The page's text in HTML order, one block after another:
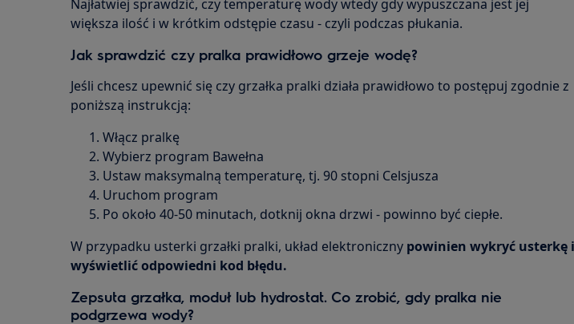
Najłatwiej sprawdzić, czy temperaturę wody wtedy gdy wypuszczana jest jej
większa ilość i w krótkim odstępie czasu - czyli podczas płukania.
Jak sprawdzić czy pralka prawidłowo grzeje wodę?
Jeśli chcesz upewnić się czy grzałka pralki działa prawidłowo to postępuj zgodnie z
poniższą instrukcją:
Włącz pralkę
Wybierz program Bawełna
Ustaw maksymalną temperaturę, tj. 90 stopni Celsjusza
Uruchom program
Po około 40-50 minutach, dotknij okna drzwi - powinno być ciepłe.
W przypadku usterki grzałki pralki, układ elektroniczny powinien wykryć usterkę i
wyświetlić odpowiedni kod błędu.
Zepsuta grzałka, moduł lub hydrostat. Co zrobić, gdy pralka nie
podgrzewa wody?